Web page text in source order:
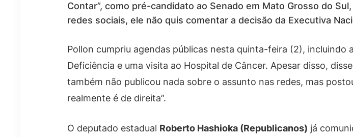
Contar”, como pré-candidato ao Senado em Mato Grosso do
redes sociais, ele não quis comentar a decisão da Executiva
Pollon cumpriu agendas públicas nesta quinta-feira (2),
Deficiência e uma visita ao Hospital de Câncer. Apesar disso,
também não publicou nada sobre o assunto nas redes, mas
realmente é de direita”.
O deputado estadual Roberto Hashioka (Republicanos) já